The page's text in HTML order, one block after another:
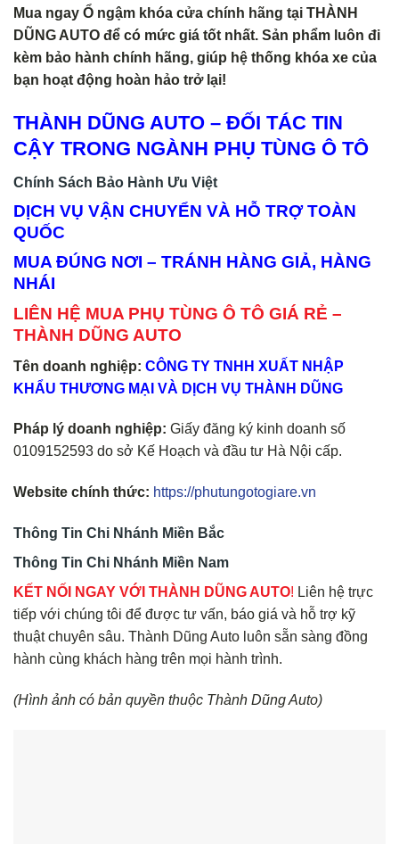
Mua ngay Ổ ngậm khóa cửa chính hãng tại THÀNH
DŨNG AUTO để có mức giá tốt nhất. Sản phẩm luôn đi
kèm bảo hành chính hãng, giúp hệ thống khóa xe của
bạn hoạt động hoàn hảo trở lại!
THÀNH DŨNG AUTO – ĐỐI TÁC TIN
CẬY TRONG NGÀNH PHỤ TÙNG Ô TÔ
Chính Sách Bảo Hành Ưu Việt
DỊCH VỤ VẬN CHUYỂN VÀ HỖ TRỢ TOÀN
QUỐC
MUA ĐÚNG NƠI – TRÁNH HÀNG GIẢ, HÀNG
NHÁI
LIÊN HỆ MUA PHỤ TÙNG Ô TÔ GIÁ RẺ –
THÀNH DŨNG AUTO
Tên doanh nghiệp: CÔNG TY TNHH XUẤT NHẬP
KHẨU THƯƠNG MẠI VÀ DỊCH VỤ THÀNH DŨNG
Pháp lý doanh nghiệp: Giấy đăng ký kinh doanh số
0109152593 do sở Kế Hoạch và đầu tư Hà Nội cấp.
Website chính thức: https://phutungotogiare.vn
Thông Tin Chi Nhánh Miền Bắc
Thông Tin Chi Nhánh Miền Nam
KẾT NỐI NGAY VỚI THÀNH DŨNG AUTO! Liên hệ trực
tiếp với chúng tôi để được tư vấn, báo giá và hỗ trợ kỹ
thuật chuyên sâu. Thành Dũng Auto luôn sẵn sàng đồng
hành cùng khách hàng trên mọi hành trình.
(Hình ảnh có bản quyền thuộc Thành Dũng Auto)